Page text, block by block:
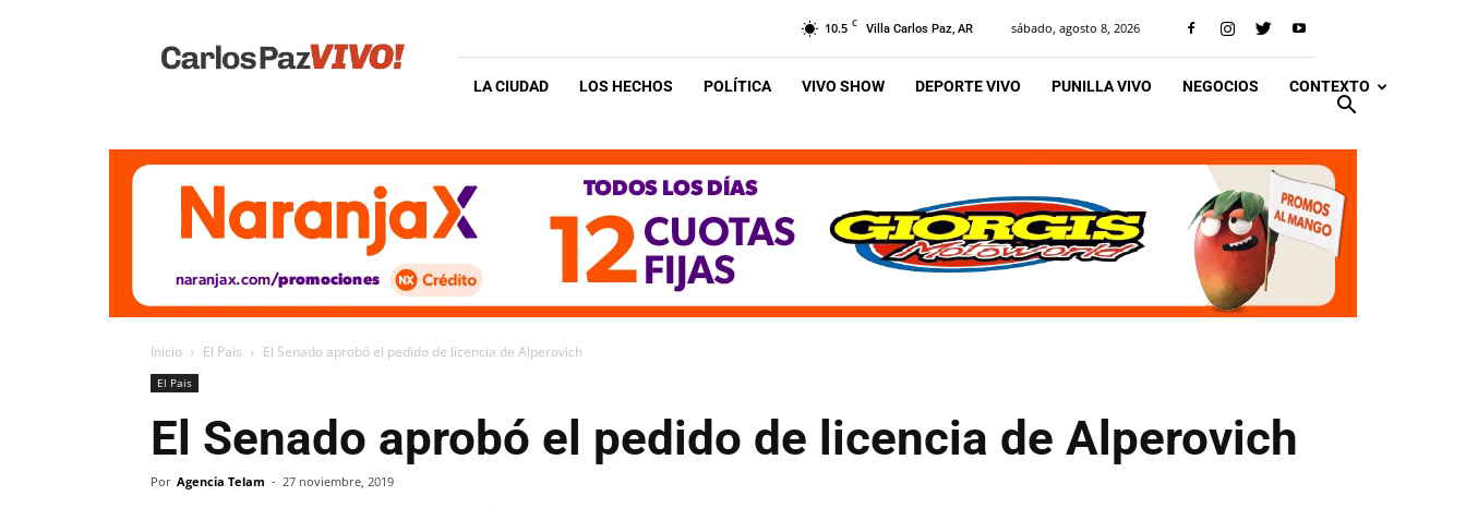
Vivo
10.5 C Villa Carlos Paz, AR sábado, agosto 8, 2026
LA CIUDAD LOS HECHOS POLÍTICA VIVO SHOW DEPORTE VIVO PUNILLA VIVO NEGOCIOS CONTEXTO
Inicio El Pais El Senado aprobó el pedido de licencia de Alperovich
El Pais
El Senado aprobó el pedido de licencia de Alperovich
Por Agencia Telam - 27 noviembre, 2019